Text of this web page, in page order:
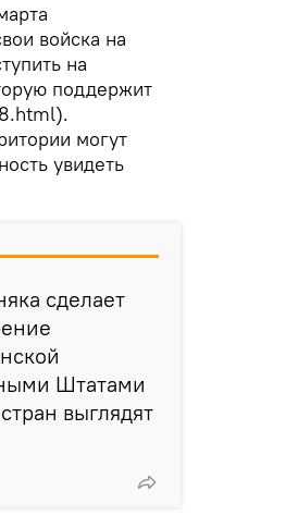
войска на
на
поддержит
могут
увидеть
сделает
Штатами
выглядят